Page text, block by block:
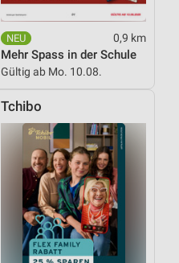
0,9 km
Mehr Spass in der Schule
Gültig ab Mo. 10.08.
Tchibo